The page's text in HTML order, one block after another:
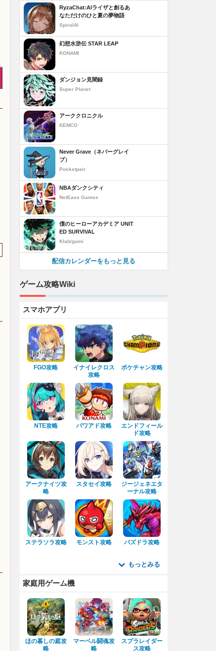
RyzaChat:AIライザと創るあ
なただけのひと夏の夢物語
SpiralAI
幻想水滸伝 STAR LEAP
KONAMI
ダンジョン見聞録
Super Planet
アーククロニクル
KEMCO
Never Grave（ネバーグレイ
ブ）
Pocketpair
NBAダンクシティ
NetEase Games
僕のヒーローアカデミア UNIT
ED SURVIVAL
Klab/gumi
配信カレンダーをもっと見る
ゲーム攻略Wiki
スマホアプリ
FGO攻略
イナイレクロス
攻略
ポケチャン攻略
NTE攻略 パワアド攻略
エンドフィール
ド攻略
アークナイツ攻
略
スタセイ攻略
ジージェネエタ
ーナル攻略
ステラソラ攻略 モンスト攻略 パズドラ攻略
もっとみる
家庭用ゲーム機
ほの暮しの庭攻
略
マーベル闘魂攻
略
スプラレイダー
ス攻略